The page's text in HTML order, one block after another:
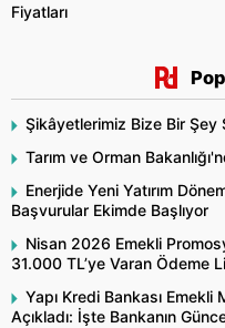
Fiyatları
Şikâyetlerimiz Bize Bir Şey
Tarım ve Orman
Enerjide Yeni Yatırım
Başvurular Ekimde Başlıyor
Nisan 2026 Emekli
31.000 TL’ye Varan Ödeme
Yapı Kredi Bankası Emekli
Açıkladı: İşte Bankanın